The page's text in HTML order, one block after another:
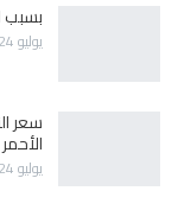
بسبب
يوليو 24, 2026
الأحمر
يوليو 24, 2026